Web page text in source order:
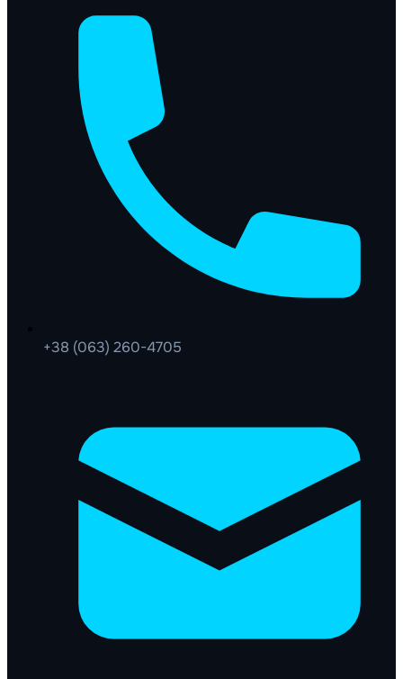
+38 (063) 260-4705